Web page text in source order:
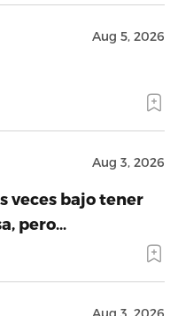
Aug 5, 2026
Aug 3, 2026
veces bajo tener
pero…
Aug 3, 2026